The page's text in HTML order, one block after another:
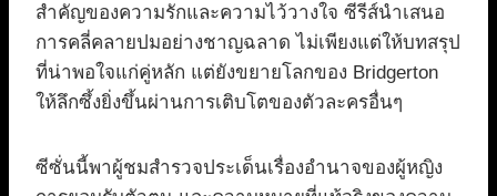
สำคัญของความรักและความไว้วางใจ ซีรีส์นำเสนอ
การคลี่คลายปมอย่างชาญฉลาด ไม่เพียงแต่ให้บทสรุป
ที่น่าพอใจแก่คู่หลัก แต่ยังขยายโลกของ Bridgerton
ให้ลึกซึ้งยิ่งขึ้นผ่านการเติบโตของตัวละครอื่นๆ
ซีซั่นนี้พาผู้ชมสำรวจประเด็นเรื่องอำนาจของผู้หญิง